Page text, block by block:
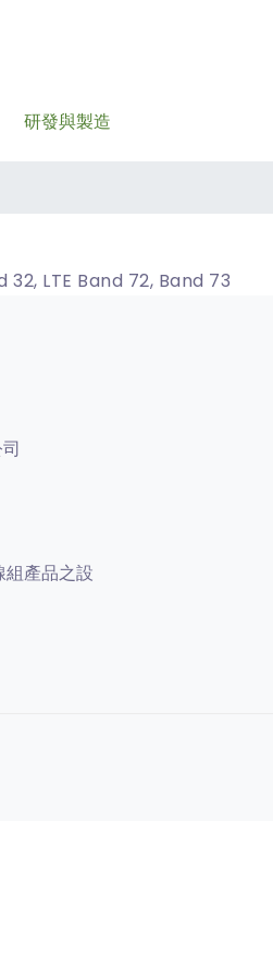
研發與製造
LTE Band 72, Band 73
組產品之設